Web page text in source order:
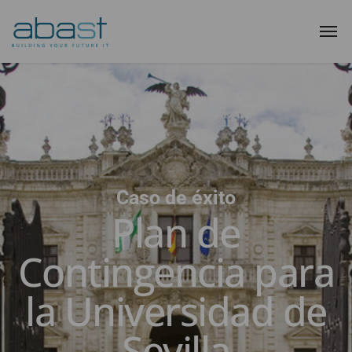
Caso de éxito
Plan de
Contingencia para
la Universidad de